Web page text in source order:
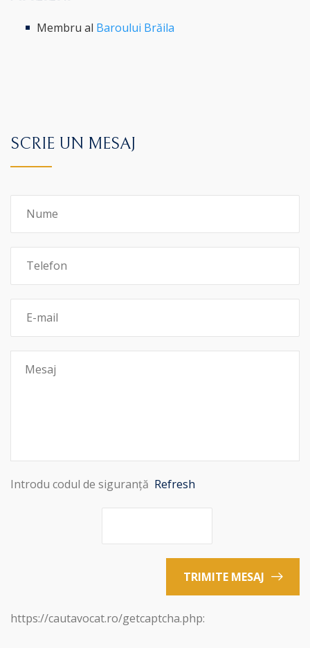
Membru al Baroului Brăila
SCRIE UN MESAJ
Introdu codul de siguranță Refresh
TRIMITE MESAJ
https://cautavocat.ro/getcaptcha.php: